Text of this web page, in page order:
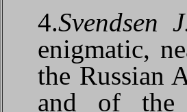
4.Svendsen
enigmatic,
the Russian
and of the